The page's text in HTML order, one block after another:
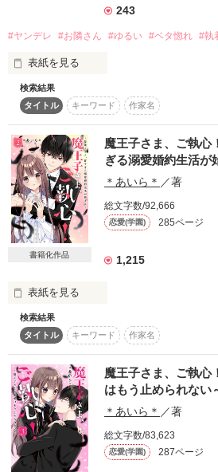
橘 胡桃
【Kurumi Tachibana】
×
心の声がうるさい
弓削 遥
【Haruka Yuge】
*.゜｡:+*.゜｡:+*.゜｡:+*.゜
こっち向いてくんないかな』
『やば、めちゃくちゃキスしたい。
今日、押し倒してもいいよな』
「だっ、だめに決まってるでしょ!?」
「俺、なんも言ってないけど？」
どうして甘く見るの？
私のこと、嫌いじゃないの？
「椿月の事嫌いなんて言った覚えねぇ」
「俺は、お前を手放してぇと思ったこ
「俺がお前を求めるのじゃ、居場所に
───また好きに、なってしまいました。
＼初恋相手にドロ甘に溺愛される危険
誤字などがあったらお知らせください
と確認します…！）
運命の恋人を探すため
正体を明かさない
トップアイドルと
ｶﾀﾌﾞﾂ委員長の恋
お前が好き。」
☆ｱﾘｴﾅｲような恋あってもいいよね?☆
☆文庫化決定☆
☆４月25日発売☆
☆皆さんのおかげです。ありがとうご
☆感謝です☆
※なお、こちらは原盤で、文庫の方は
げた作品で。加筆・修正し、表現方法
このまま文庫になっていません。
原盤とは違う文庫本ならではストーリ
ら嬉しいです。
周囲には「悪女」として嫌われていまし
「お前との婚約を破棄する」
唯一の希望だった婚約者からも捨てら
愛の手を差し伸べたのは――。
「もう何も恐れる必要はない。お前は
――陥落不可と言われていたはずの、
世界最強の男。
「なんでも俺に言えばいい。
お前の願いなら、俺が全て叶えてやる」
「お前は四六時中可愛いな……
俺の心臓が持ちそうにない」
愛を知らない少女に、極上の寵愛を。
【甘すぎる愛に溺れる、寵愛シンデレ
243
#ヤンデレ #お隣さん #ゆるい #ベタ惚れ #執
表紙を見る
『好きだから、監禁させてくれない？』
そんな告白をしてきたのは
寝てばかりのゆるいお隣さんだった。
●●●
一般女子高生
茜
─せん─
検索結果
タイトル
キーワード 作家名
書籍化作品
魔王子さま、ご執
ぎる溺愛婚約生活が
＊あいら＊ ／著
総文字数/92,666
恋愛(学園) 285ページ
1,215
表紙を見る
※試し読みのため、途中までの公開と
「鈴蘭……お前を幸せにすると誓う」
極上の魔王子さまの寵愛は、
検索結果
タイトル
キーワード 作家名
魔王子さま、ご執
はもう止められない
＊あいら＊ ／著
総文字数/83,623
恋愛(学園) 287ページ